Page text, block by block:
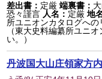
差出書： 定厳 端裏書：
恐々謹言 人名： 定厳 地
所ユニオンカタログへの
（東大史料編纂所ユニ
い。）
丹波国大山庄領家方